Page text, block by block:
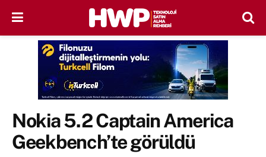
Nokia 5.2 Captain America
Geekbench’te görüldü